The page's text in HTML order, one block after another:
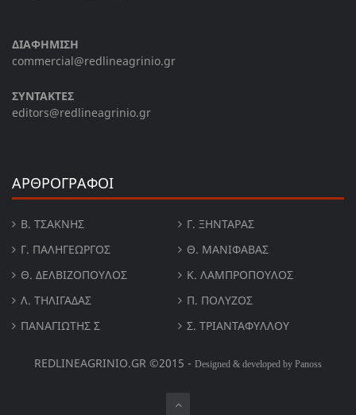
ΔΙΑΦΗΜΙΣΗ
commercial@redlineagrinio.gr
ΣΥΝΤΑΚΤΕΣ
editors@redlineagrinio.gr
ΑΡΘΡΟΓΡΑΦΟΙ
Β. ΤΣΆΚΝΗΣ
Γ. ΞΗΝΤΆΡΑΣ
Γ. ΠΑΛΗΓΕΏΡΓΟΣ
Θ. ΜΑΝΙΦΑΒΑΣ
Θ. ΔΕΛΒΙΖΌΠΟΥΛΟΣ
Κ. ΛΑΜΠΡΟΠΟΥΛΟΣ
Λ. ΤΗΛΙΓΑΔΑΣ
Π. ΠΟΛΎΖΟΣ
ΠΑΝΑΓΙΏΤΗΣ Σ
Σ. ΤΡΙΑΝΤΑΦΥΛΛΟΥ
REDLINEAGRINIO.GR ©2015 - Designed & developed by Panoss